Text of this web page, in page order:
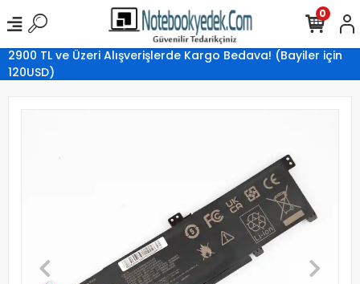
2900 TL ve Üzeri Alışverişlerde Kargo Bedava! (Bayiler için
120USD)
0